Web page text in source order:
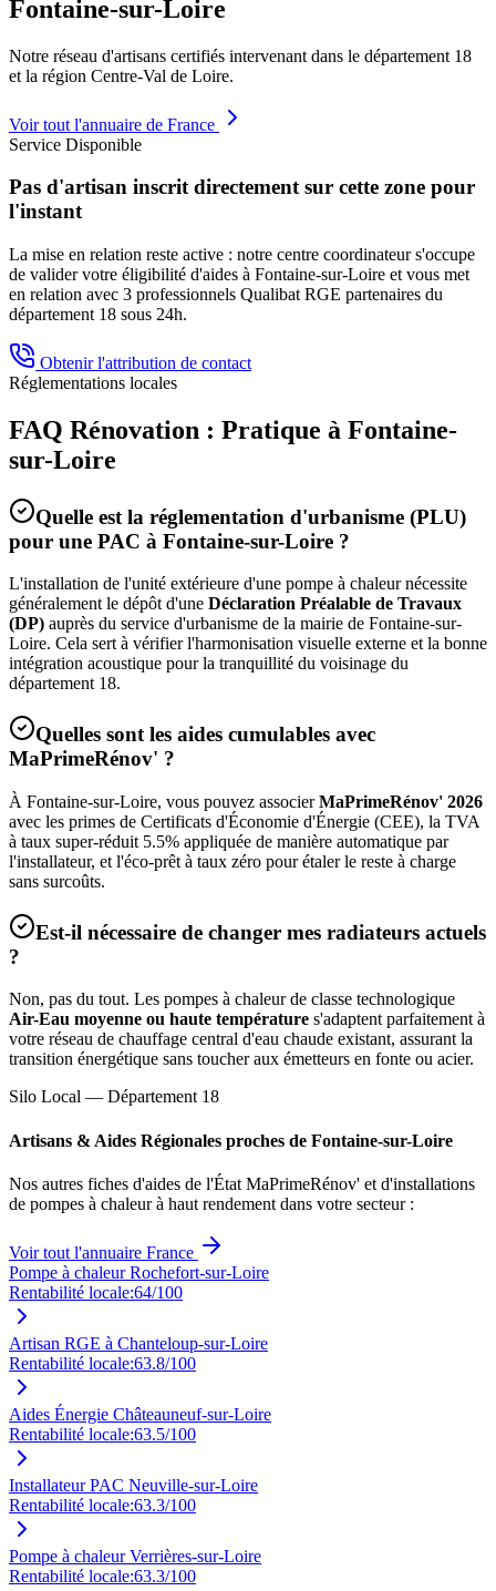
Fontaine-sur-Loire
Notre réseau d'artisans certifiés intervenant dans le département 18
et la région Centre-Val de Loire.
Voir tout l'annuaire de France
Service Disponible
Pas d'artisan inscrit directement sur cette zone pour
l'instant
La mise en relation reste active : notre centre coordinateur s'occupe
de valider votre éligibilité d'aides à Fontaine-sur-Loire et vous met
en relation avec 3 professionnels Qualibat RGE partenaires du
département 18 sous 24h.
Obtenir l'attribution de contact
Réglementations locales
FAQ Rénovation : Pratique à Fontaine-
sur-Loire
Quelle est la réglementation d'urbanisme (PLU)
pour une PAC à Fontaine-sur-Loire ?
L'installation de l'unité extérieure d'une pompe à chaleur nécessite
généralement le dépôt d'une Déclaration Préalable de Travaux
(DP) auprès du service d'urbanisme de la mairie de Fontaine-sur-
Loire. Cela sert à vérifier l'harmonisation visuelle externe et la bonne
intégration acoustique pour la tranquillité du voisinage du
département 18.
Quelles sont les aides cumulables avec
MaPrimeRénov' ?
À Fontaine-sur-Loire, vous pouvez associerMaPrimeRénov' 2026
avec les primes de Certificats d'Économie d'Énergie (CEE), la TVA
à taux super-réduit 5.5% appliquée de manière automatique par
l'installateur, et l'éco-prêt à taux zéro pour étaler le reste à charge
sans surcoûts.
Est-il nécessaire de changer mes radiateurs actuels
?
Non, pas du tout. Les pompes à chaleur de classe technologique
Air-Eau moyenne ou haute température s'adaptent parfaitement à
votre réseau de chauffage central d'eau chaude existant, assurant la
transition énergétique sans toucher aux émetteurs en fonte ou acier.
Silo Local — Département 18
Artisans & Aides Régionales proches de Fontaine-sur-Loire
Nos autres fiches d'aides de l'État MaPrimeRénov' et d'installations
de pompes à chaleur à haut rendement dans votre secteur :
Voir tout l'annuaire France
Pompe à chaleur Rochefort-sur-Loire
Rentabilité locale:64/100
Artisan RGE à Chanteloup-sur-Loire
Rentabilité locale:63.8/100
Aides Énergie Châteauneuf-sur-Loire
Rentabilité locale:63.5/100
Installateur PAC Neuville-sur-Loire
Rentabilité locale:63.3/100
Pompe à chaleur Verrières-sur-Loire
Rentabilité locale:63.3/100